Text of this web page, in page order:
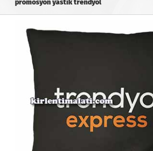
promosyon yastık trendyol